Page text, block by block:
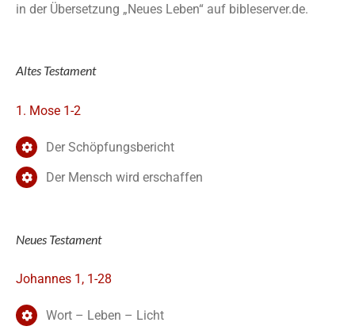
in der Übersetzung „Neues Leben“ auf bibleserver.de.
Altes Testament
1. Mose 1-2
Der Schöpfungsbericht
Der Mensch wird erschaffen
Neues Testament
Johannes 1, 1-28
Wort – Leben – Licht